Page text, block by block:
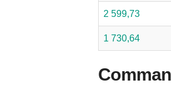
2 599,73
1 730,64